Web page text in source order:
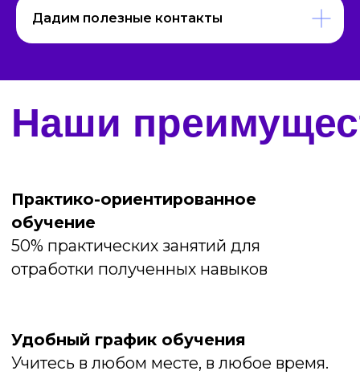
Дадим полезные контакты
УРОВНИ ОБУЧЕНИЯ
В зависимости от целей
уровня прохождения: «Базовый»
и «Продвинутый».
В программу также включен
факультативный блок по маркетингу,
выстроить личный бренд,
продвигать и монетизировать